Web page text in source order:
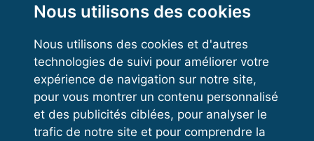
Nous utilisons des cookies
Nous utilisons des cookies et d'autres
technologies de suivi pour améliorer votre
expérience de navigation sur notre site,
pour vous montrer un contenu personnalisé
et des publicités ciblées, pour analyser le
trafic de notre site et pour comprendre la
Kettlebell
VOS ESPACES
Espace dirigeant
Espace licencié